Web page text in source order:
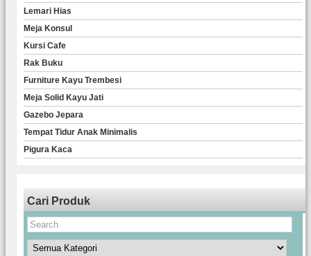
Lemari Hias
Meja Konsul
Kursi Cafe
Rak Buku
Furniture Kayu Trembesi
Meja Solid Kayu Jati
Gazebo Jepara
Tempat Tidur Anak Minimalis
Pigura Kaca
Cari Produk